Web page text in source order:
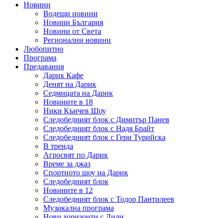
Новини
Водещи новини
Новини България
Новини от Света
Регионални новини
Любопитно
Програма
Предавания
Дарик Кафе
Денят на Дарик
Седмицата на Дарик
Новините в 18
Ники Кънчев Шоу
Следобедният блок с Димитър Панев
Следобедният блок с Надя Брайт
Следобедният блок с Гери Турийска
В тренда
Агросвят по Дарик
Време за джаз
Спортното шоу на Дарик
Следобедният блок
Новините в 12
Следобедният блок с Тодор Пантилеев
Музикална програма